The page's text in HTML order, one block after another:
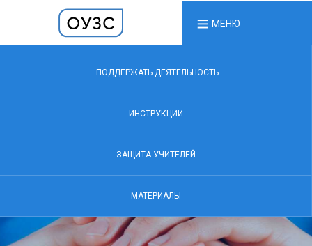
МЕНЮ
ПОДДЕРЖАТЬ ДЕЯТЕЛЬНОСТЬ
ИНСТРУКЦИИ
ЗАЩИТА УЧИТЕЛЕЙ
МАТЕРИАЛЫ